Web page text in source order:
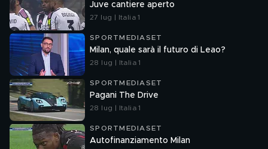
Juve cantiere aperto
27 lug | Italia 1
SPORTMEDIASET
Milan, quale sarà il futuro di Leao?
28 lug | Italia 1
SPORTMEDIASET
Pagani The Drive
28 lug | Italia 1
SPORTMEDIASET
Autofinanziamento Milan